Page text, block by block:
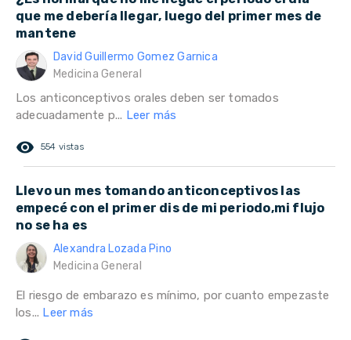
que me debería llegar, luego del primer mes de
mantene
David Guillermo Gomez Garnica
Medicina General
Los anticonceptivos orales deben ser tomados
adecuadamente p... Leer más
remove_red_eye 554 vistas
Llevo un mes tomando anticonceptivos las
empecé con el primer dis de mi periodo,mi flujo
no se ha es
Alexandra Lozada Pino
Medicina General
El riesgo de embarazo es mínimo, por cuanto empezaste
los... Leer más